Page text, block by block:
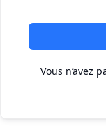
Vous n’avez